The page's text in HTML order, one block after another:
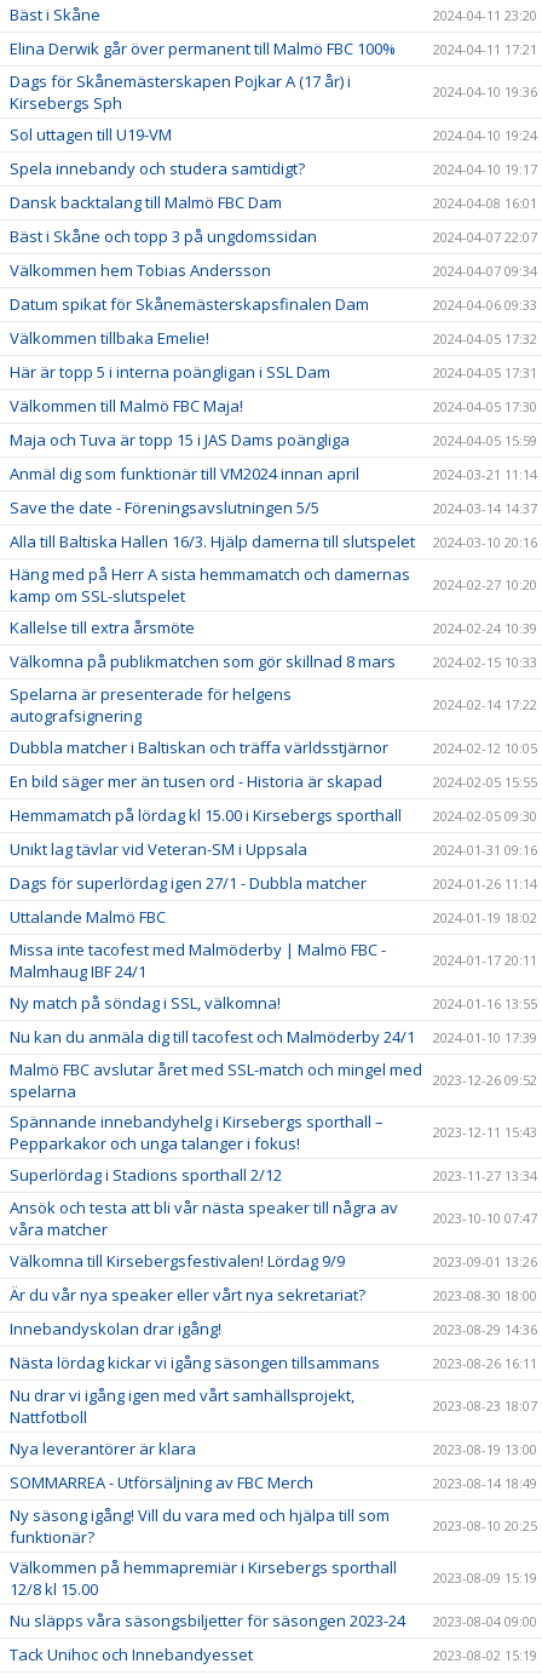
Bäst i Skåne 2024-04-11 23:20
Elina Derwik går över permanent till Malmö FBC 100% 2024-04-11 17:21
Dags för Skånemästerskapen Pojkar A (17 år) i
Kirsebergs Sph
2024-04-10 19:36
Sol uttagen till U19-VM 2024-04-10 19:24
Spela innebandy och studera samtidigt? 2024-04-10 19:17
Dansk backtalang till Malmö FBC Dam 2024-04-08 16:01
Bäst i Skåne och topp 3 på ungdomssidan 2024-04-07 22:07
Välkommen hem Tobias Andersson 2024-04-07 09:34
Datum spikat för Skånemästerskapsfinalen Dam 2024-04-06 09:33
Välkommen tillbaka Emelie! 2024-04-05 17:32
Här är topp 5 i interna poängligan i SSL Dam 2024-04-05 17:31
Välkommen till Malmö FBC Maja! 2024-04-05 17:30
Maja och Tuva är topp 15 i JAS Dams poängliga 2024-04-05 15:59
Anmäl dig som funktionär till VM2024 innan april 2024-03-21 11:14
Save the date - Föreningsavslutningen 5/5 2024-03-14 14:37
Alla till Baltiska Hallen 16/3. Hjälp damerna till slutspelet 2024-03-10 20:16
Häng med på Herr A sista hemmamatch och damernas
kamp om SSL-slutspelet
2024-02-27 10:20
Kallelse till extra årsmöte 2024-02-24 10:39
Välkomna på publikmatchen som gör skillnad 8 mars 2024-02-15 10:33
Spelarna är presenterade för helgens
autografsignering
2024-02-14 17:22
Dubbla matcher i Baltiskan och träffa världsstjärnor 2024-02-12 10:05
En bild säger mer än tusen ord - Historia är skapad 2024-02-05 15:55
Hemmamatch på lördag kl 15.00 i Kirsebergs sporthall 2024-02-05 09:30
Unikt lag tävlar vid Veteran-SM i Uppsala 2024-01-31 09:16
Dags för superlördag igen 27/1 - Dubbla matcher 2024-01-26 11:14
Uttalande Malmö FBC 2024-01-19 18:02
Missa inte tacofest med Malmöderby | Malmö FBC -
Malmhaug IBF 24/1
2024-01-17 20:11
Ny match på söndag i SSL, välkomna! 2024-01-16 13:55
Nu kan du anmäla dig till tacofest och Malmöderby 24/1 2024-01-10 17:39
Malmö FBC avslutar året med SSL-match och mingel med
spelarna
2023-12-26 09:52
Spännande innebandyhelg i Kirsebergs sporthall –
Pepparkakor och unga talanger i fokus!
2023-12-11 15:43
Superlördag i Stadions sporthall 2/12 2023-11-27 13:34
Ansök och testa att bli vår nästa speaker till några av
våra matcher
2023-10-10 07:47
Välkomna till Kirsebergsfestivalen! Lördag 9/9 2023-09-01 13:26
Är du vår nya speaker eller vårt nya sekretariat? 2023-08-30 18:00
Innebandyskolan drar igång! 2023-08-29 14:36
Nästa lördag kickar vi igång säsongen tillsammans 2023-08-26 16:11
Nu drar vi igång igen med vårt samhällsprojekt,
Nattfotboll
2023-08-23 18:07
Nya leverantörer är klara 2023-08-19 13:00
SOMMARREA - Utförsäljning av FBC Merch 2023-08-14 18:49
Ny säsong igång! Vill du vara med och hjälpa till som
funktionär?
2023-08-10 20:25
Välkommen på hemmapremiär i Kirsebergs sporthall
12/8 kl 15.00
2023-08-09 15:19
Nu släpps våra säsongsbiljetter för säsongen 2023-24 2023-08-04 09:00
Tack Unihoc och Innebandyesset 2023-08-02 15:19